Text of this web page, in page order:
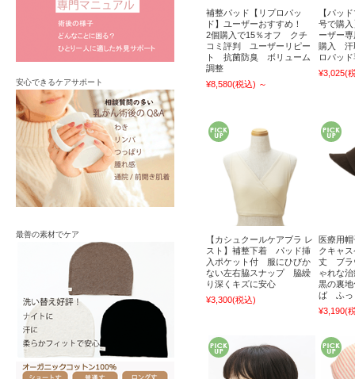
補整パッド【リプロパッ
ド】ユーザーおすすめ！
2個購入で15％オフ クチ
コミ評判 ユーザーリピー
ト 抗菌防臭 ボリューム
調整
¥8,580(税込) ～
【パッ
号で購
ーザー
購入 汗
ロパッ
¥3,025(
【カシュクールケアブラ レ
スト】補整下着 パッド挿
入ポケット付 服にひびか
ない左右脇スナップ 脇繰
り深くキズに安心
¥3,300(税込)
医療用
クキャ
丈 ブラ
ゃれな
黒の裏
ば ふっ
¥3,190(
安心できるケアサポート
最善の素材でケア